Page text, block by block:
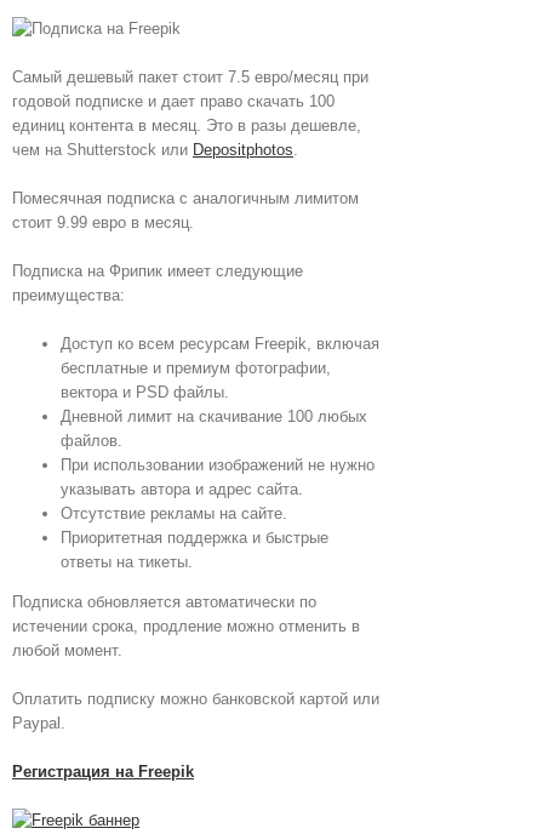
Самый дешевый пакет стоит 7.5 евро/месяц при
годовой подписке и дает право скачать 100
единиц контента в месяц. Это в разы дешевле,
чем на Shutterstock или Depositphotos
Помесячная подписка с аналогичным лимитом
стоит 9.99 евро в месяц.
Подписка на Фрипик имеет следующие
преимущества:
Доступ ко всем ресурсам Freepik, включая
бесплатные и премиум фотографии,
вектора и PSD файлы.
Дневной лимит на скачивание 100 любых
файлов.
При использовании изображений не нужно
указывать автора и адрес сайта.
Отсутствие рекламы на сайте.
Приоритетная поддержка и быстрые
ответы на тикеты.
Подписка обновляется автоматически по
истечении срока, продление можно отменить в
любой момент.
Оплатить подписку можно банковской картой или
Paypal.
Регистрация на Freepik